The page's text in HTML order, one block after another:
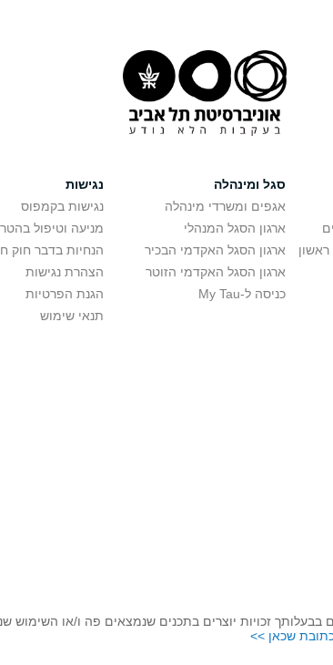
סגל ומינהלה
אגפים ומשרדי מינהלה
ארגון הסגל המנהלי
ארגון הסגל האקדמי הבכיר
ארגון הסגל האקדמי הזוטר
כניסה ל-My Tau
נגישות
נגישות בקמפוס
מניעה וטיפול
הנחיות בדבר חוק
הצהרת נגישות
הגנת הפרטיות
תנאי שימוש
בבעלותך זכויות יוצרים בתכנים שנמצאים פה ו/או השימוש
שכאן >>